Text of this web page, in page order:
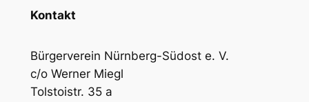
Kontakt
Bürgerverein Nürnberg-Südost e. V.
c/o Werner Miegl
Tolstoistr. 35 a